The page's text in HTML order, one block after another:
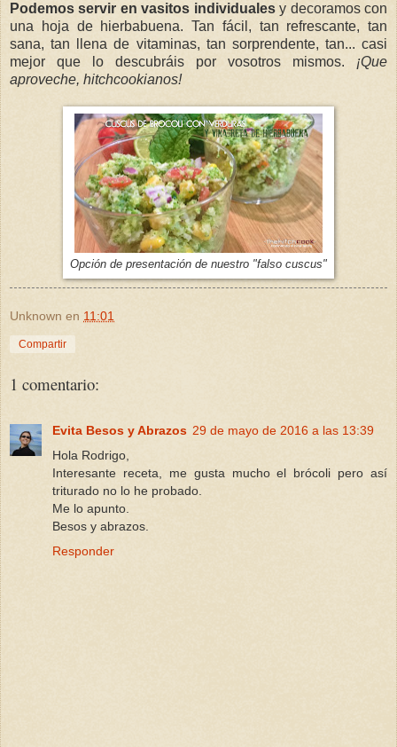
Podemos servir en vasitos individualesy decoramos con
una hoja de hierbabuena. Tan fácil, tan refrescante, tan
sana, tan llena de vitaminas, tan sorprendente, tan... casi
mejor que lo descubráis por vosotros mismos. ¡Que
aproveche, hitchcookianos!
Opción de presentación de nuestro "falso cuscus"
Unknown en 11:01
Compartir
1 comentario:
Evita Besos y Abrazos 29 de mayo de 2016 a las 13:39
Hola Rodrigo,
Interesante receta, me gusta mucho el brócoli pero así
triturado no lo he probado.
Me lo apunto.
Besos y abrazos.
Responder